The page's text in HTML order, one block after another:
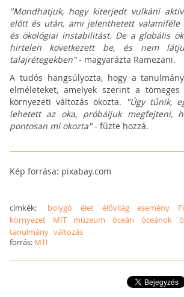
"Mondhatjuk, hogy kiterjedt vulkáni
előtt és után, ami jelenthetett valamiféle
és ökológiai instabilitást. De a globális
hirtelen következett be, és nem
talajrétegekben"- magyarázta Ramezani.
A tudós hangsúlyozta, hogy a
elméleteket, amelyek szerint a tömeges
környezeti változás okozta.
"Úgy tűnik,
lehetett az oka, próbáljuk megfejteni,
pontosan mi okozta"- fűzte hozzá.
Kép forrása: pixabay.com
címkék: bolygó élet élővilág esemény
környezet
MIT múzeum óceán óceánok
tanulmány változás
forrás: MTI